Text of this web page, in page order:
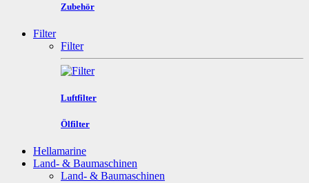
Zubehör
Filter
Filter
Luftfilter
Ölfilter
Hellamarine
Land- & Baumaschinen
Land- & Baumaschinen